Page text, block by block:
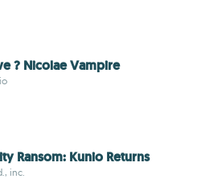
? Nicolae Vampire
Ransom: Kunio Returns
inc.